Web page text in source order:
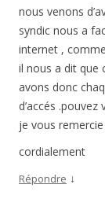
nous venons
syndic nous a
internet ,
il nous a dit que
avons donc
d’accés .pouvez
je vous remercie
cordialement
Répondre ↓